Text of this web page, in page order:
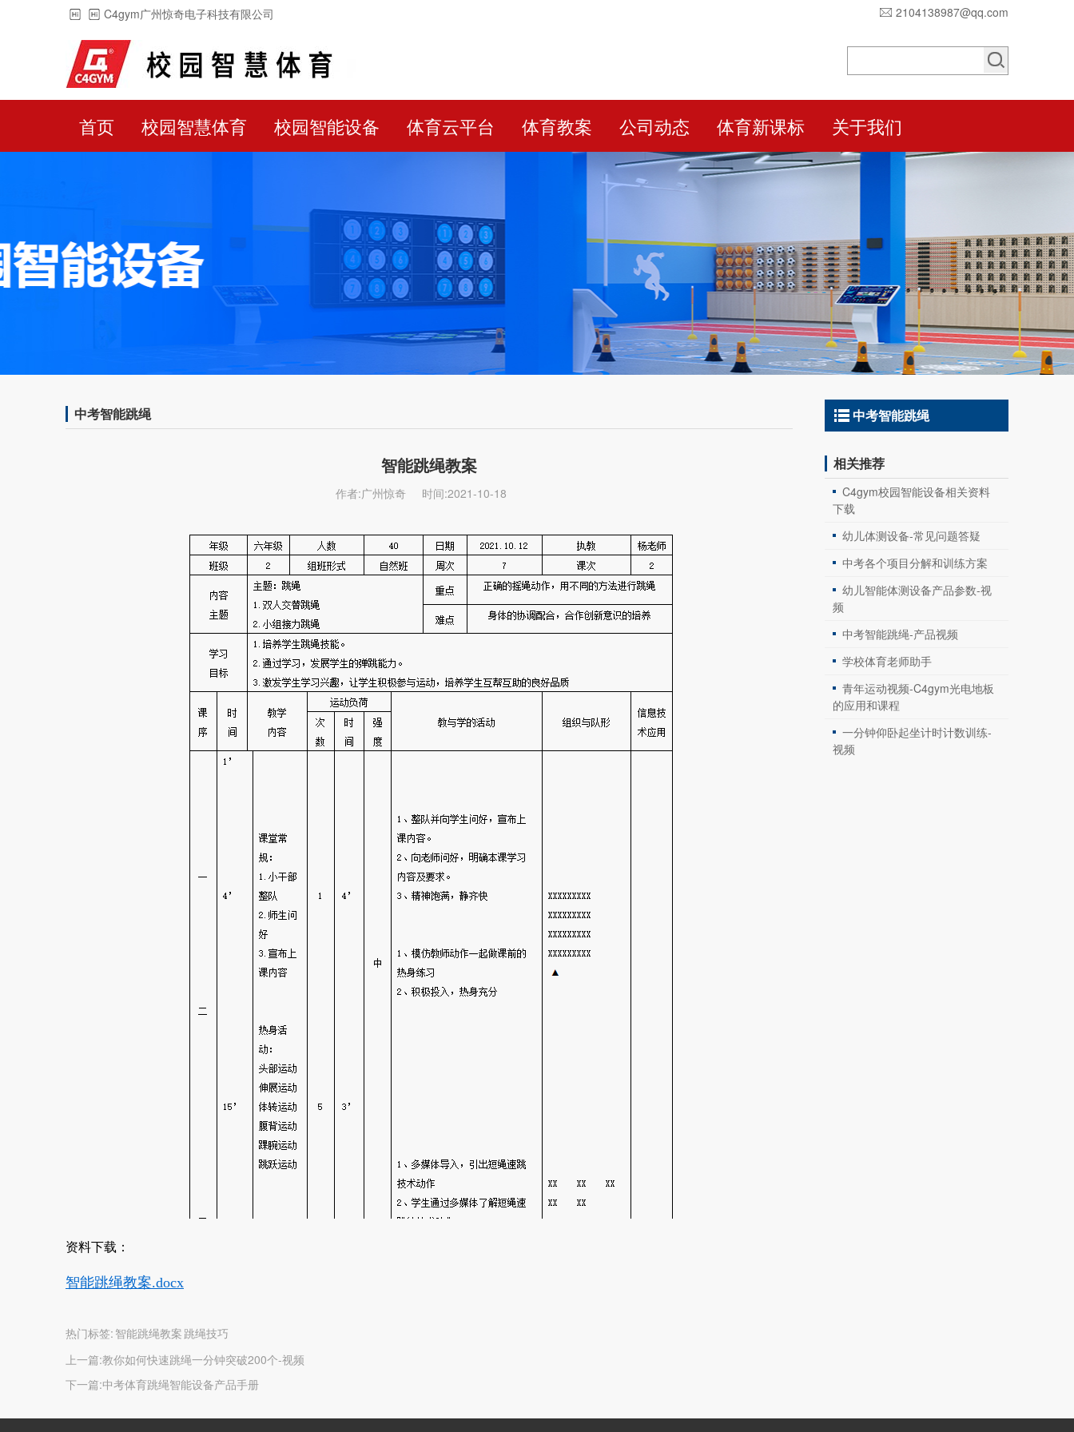
C4gym广州惊奇电子科技有限公司 2104138987@qq.com
首页 校园智慧体育 校园智能设备 体育云平台 体育教案 公司动态 体育新课标 关于我们
中考智能跳绳
智能跳绳教案
作者:广州惊奇 时间:2021-10-18
资料下载：
智能跳绳教案.docx
热门标签: 智能跳绳教案 跳绳技巧
上一篇:教你如何快速跳绳一分钟突破200个-视频
下一篇:中考体育跳绳智能设备产品手册
中考智能跳绳
相关推荐
C4gym校园智能设备相关资料
下载
幼儿体测设备-常见问题答疑
中考各个项目分解和训练方案
幼儿智能体测设备产品参数-视
频
中考智能跳绳-产品视频
学校体育老师助手
青年运动视频-C4gym光电地板
的应用和课程
一分钟仰卧起坐计时计数训练-
视频